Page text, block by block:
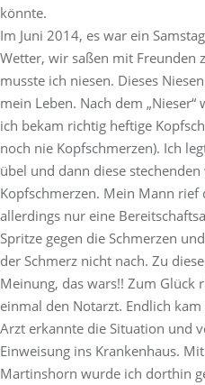
könnte.
Im Juni 2014, es war ein
Wetter, wir saßen mit Freunden
musste ich niesen. Dieses
mein Leben. Nach dem
ich bekam richtig heftige
noch nie Kopfschmerzen). Ich
übel und dann diese
Kopfschmerzen. Mein Mann rief
allerdings nur eine
Spritze gegen die Schmerzen
der Schmerz nicht nach. Zu
Meinung, das wars!! Zum Glück
einmal den Notarzt. Endlich
Arzt erkannte die Situation und
Einweisung ins Krankenhaus.
Martinshorn wurde ich dorthin